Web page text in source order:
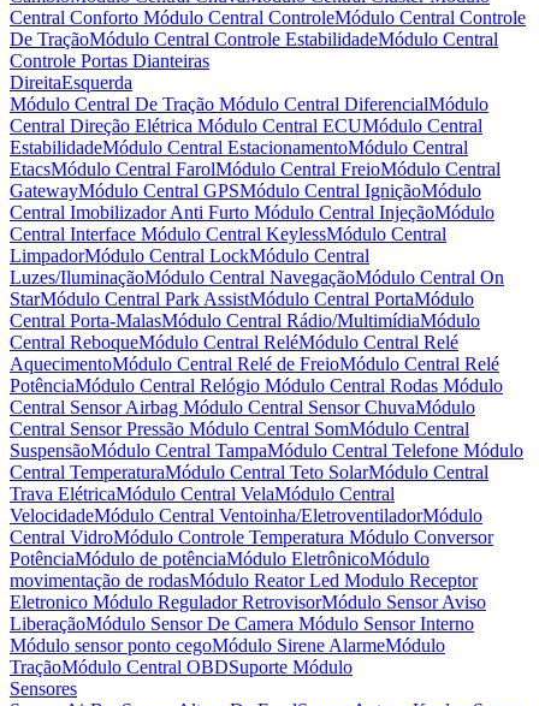
Central Conforto Módulo Central ControleMódulo Central Controle
De TraçãoMódulo Central Controle EstabilidadeMódulo Central
Controle Portas Dianteiras
DireitaEsquerda
Módulo Central De Tração Módulo Central DiferencialMódulo
Central Direção Elétrica Módulo Central ECUMódulo Central
EstabilidadeMódulo Central EstacionamentoMódulo Central
EtacsMódulo Central FarolMódulo Central FreioMódulo Central
GatewayMódulo Central GPSMódulo Central IgniçãoMódulo
Central Imobilizador Anti Furto Módulo Central InjeçãoMódulo
Central Interface Módulo Central KeylessMódulo Central
LimpadorMódulo Central LockMódulo Central
Luzes/IluminaçãoMódulo Central NavegaçãoMódulo Central On
StarMódulo Central Park AssistMódulo Central PortaMódulo
Central Porta-MalasMódulo Central Rádio/MultimídiaMódulo
Central ReboqueMódulo Central ReléMódulo Central Relé
AquecimentoMódulo Central Relé de FreioMódulo Central Relé
PotênciaMódulo Central Relógio Módulo Central Rodas Módulo
Central Sensor Airbag Módulo Central Sensor ChuvaMódulo
Central Sensor Pressão Módulo Central SomMódulo Central
SuspensãoMódulo Central TampaMódulo Central Telefone Módulo
Central TemperaturaMódulo Central Teto SolarMódulo Central
Trava ElétricaMódulo Central VelaMódulo Central
VelocidadeMódulo Central Ventoinha/EletroventiladorMódulo
Central VidroMódulo Controle Temperatura Módulo Conversor
PotênciaMódulo de potênciaMódulo EletrônicoMódulo
movimentação de rodasMódulo Reator Led Modulo Receptor
Eletronico Módulo Regulador RetrovisorMódulo Sensor Aviso
LiberaçãoMódulo Sensor De Camera Módulo Sensor Interno
Módulo sensor ponto cegoMódulo Sirene AlarmeMódulo
TraçãoMódulo Central OBDSuporte Módulo
Sensores